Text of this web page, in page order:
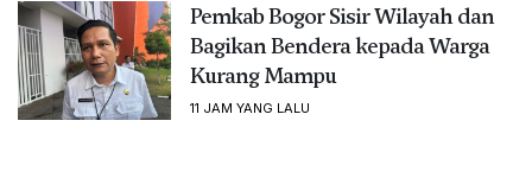
Pemkab Bogor Sisir Wilayah dan
Bagikan Bendera kepada Warga
Kurang Mampu
11 JAM YANG LALU